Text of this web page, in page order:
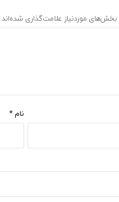
بخش‌های موردنیاز علامت‌گذاری شده‌اند
نام*